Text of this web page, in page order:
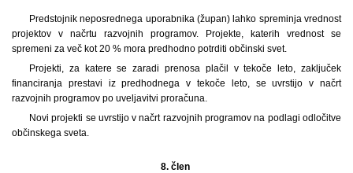
Predstojnik neposrednega uporabnika (župan) lahko spreminja vrednost
projektov v načrtu razvojnih programov. Projekte, katerih vrednost se
spremeni za več kot 20 % mora predhodno potrditi občinski svet.
Projekti, za katere se zaradi prenosa plačil v tekoče leto, zaključek
financiranja prestavi iz predhodnega v tekoče leto, se uvrstijo v načrt
razvojnih programov po uveljavitvi proračuna.
Novi projekti se uvrstijo v načrt razvojnih programov na podlagi odločitve
občinskega sveta.
8. člen